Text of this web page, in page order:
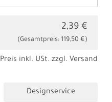
2,39 €
(Gesamtpreis: 119,50 €)
Preis inkl. USt. zzgl. Versand
Designservice